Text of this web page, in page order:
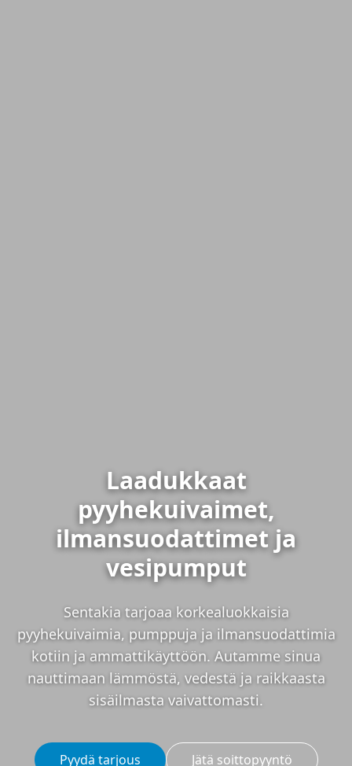
Laadukkaat
pyyhekuivaimet,
ilmansuodattimet ja
vesipumput
Sentakia tarjoaa korkealuokkaisia
pyyhekuivaimia, pumppuja ja ilmansuodattimia
kotiin ja ammattikäyttöön. Autamme sinua
nauttimaan lämmöstä, vedestä ja raikkaasta
sisäilmasta vaivattomasti.
Pyydä tarjous Jätä soittopyyntö